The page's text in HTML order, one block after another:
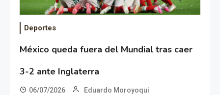
Deportes
México queda fuera del Mundial tras caer
3-2 ante Inglaterra
06/07/2026 Eduardo Moroyoqui